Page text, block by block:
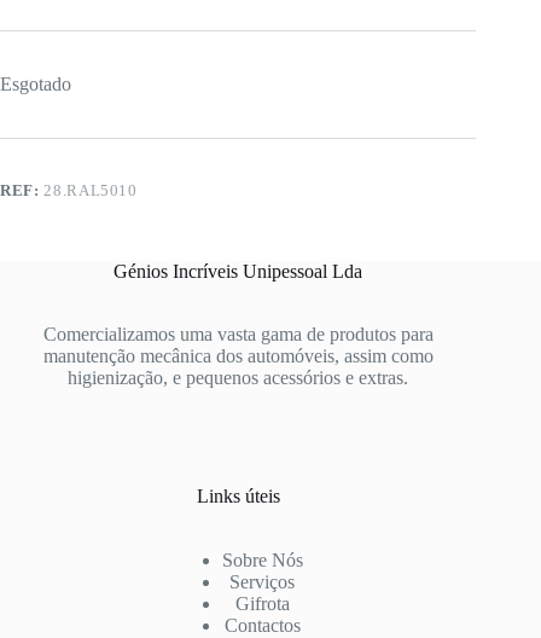
Esgotado
REF: 28.RAL5010
Génios Incríveis Unipessoal Lda
Comercializamos uma vasta gama de produtos para
manutenção mecânica dos automóveis, assim como
higienização, e pequenos acessórios e extras.
Links úteis
Sobre Nós
Serviços
Gifrota
Contactos